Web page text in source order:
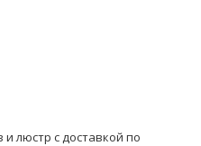
люстр с доставкой по